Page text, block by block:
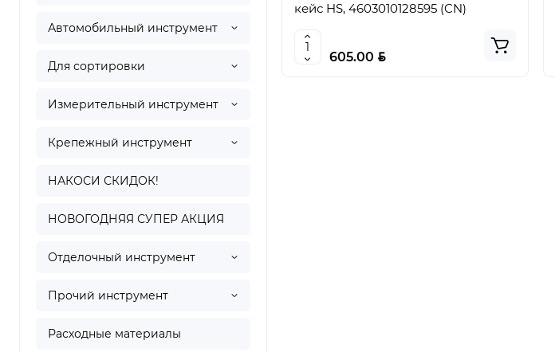
Автомобильный инструмент
Для сортировки
Измерительный инструмент
Крепежный инструмент
НАКОСИ СКИДОК!
НОВОГОДНЯЯ СУПЕР АКЦИЯ
Отделочный инструмент
Прочий инструмент
Расходные материалы
кейс HS, 4603010128595 (CN)
605.00 BYN